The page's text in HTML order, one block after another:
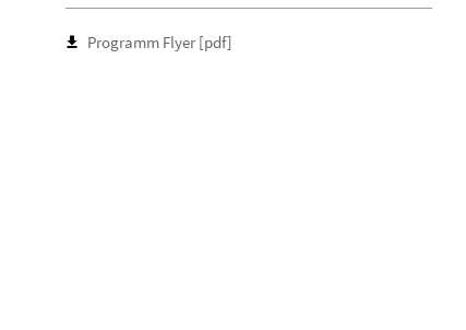
Programm Flyer [pdf]